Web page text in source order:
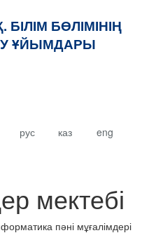
БӨЛІМІНІҢ
ҰЙЫМДАРЫ
рус каз eng
мектебі
пәні мұғалімдері